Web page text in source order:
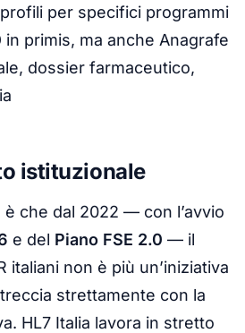
per specifici programmi
in primis, ma anche Anagrafe
dossier farmaceutico,
istituzionale
che dal 2022 — con l’avvio
e del Piano FSE 2.0 — il
italiani non è più un’iniziativa
strettamente con la
HL7 Italia lavora in stretto